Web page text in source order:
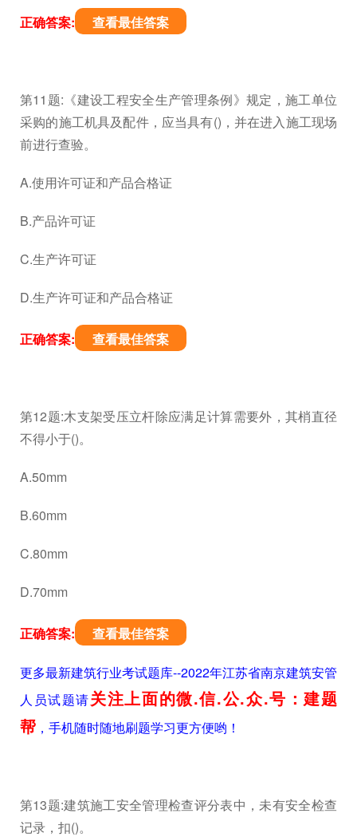
正确答案: 查看最佳答案
第11题:《建设工程安全生产管理条例》规定，施工单位
采购的施工机具及配件，应当具有()，并在进入施工现场
前进行查验。
A.使用许可证和产品合格证
B.产品许可证
C.生产许可证
D.生产许可证和产品合格证
正确答案: 查看最佳答案
第12题:木支架受压立杆除应满足计算需要外，其梢直径
不得小于()。
A.50mm
B.60mm
C.80mm
D.70mm
正确答案: 查看最佳答案
更多最新建筑行业考试题库--2022年江苏省南京建筑安管
人员试题请关注上面的微.信.公.众.号：建题
帮 ，手机随时随地刷题学习更方便哟！
第13题:建筑施工安全管理检查评分表中，未有安全检查
记录，扣()。